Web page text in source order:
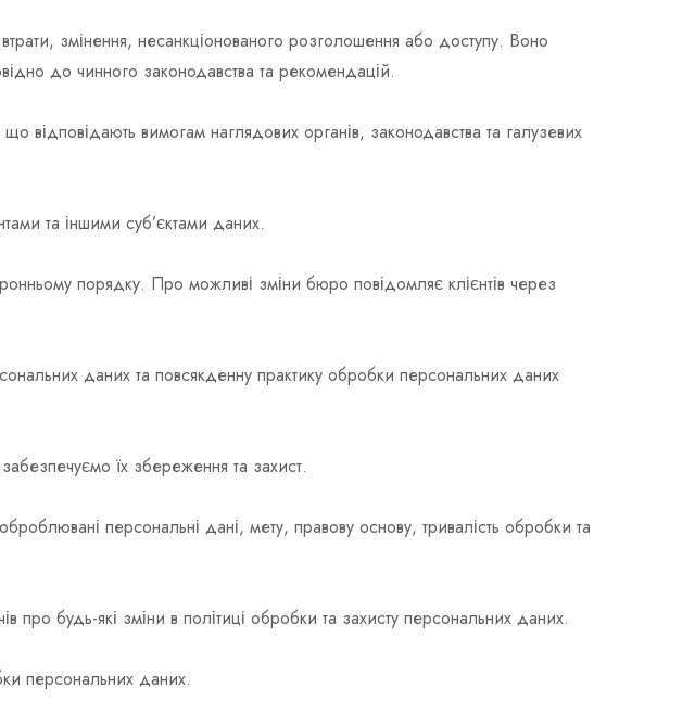
змінення, несанкціонованого розголошення або доступу. Воно
до чинного законодавства та рекомендацій.
відповідають вимогам наглядових органів, законодавства та галузевих
та іншими суб’єктами даних.
порядку. Про можливі зміни бюро повідомляє клієнтів через
даних та повсякденну практику обробки персональних даних
їх збереження та захист.
персональні дані, мету, правову основу, тривалість обробки та
про будь-які зміни в політиці обробки та захисту персональних даних.
персональних даних.